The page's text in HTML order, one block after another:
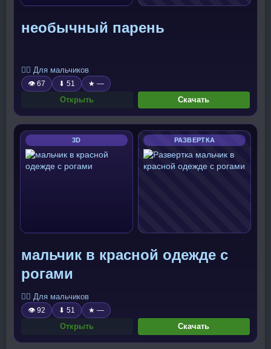
необычный парень
🧍‍♂️ Для мальчиков
👁 67 ⬇ 51 ★ —
Открыть Скачать
3D РАЗВЕРТКА
мальчик в красной одежде с
рогами
🧍‍♂️ Для мальчиков
👁 92 ⬇ 51 ★ —
Открыть Скачать